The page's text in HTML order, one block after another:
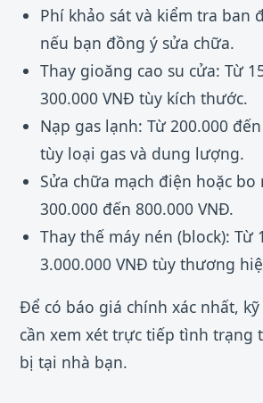
Phí khảo sát và kiểm tra ban
nếu bạn đồng ý sửa chữa.
Thay gioăng cao su cửa: Từ
300.000 VNĐ tùy kích thước.
Nạp gas lạnh: Từ 200.000
tùy loại gas và dung lượng.
Sửa chữa mạch điện hoặc bo
300.000 đến 800.000 VNĐ.
Thay thế máy nén (block): Từ
3.000.000 VNĐ tùy thương
Để có báo giá chính xác nhất,
cần xem xét trực tiếp tình trạng
bị tại nhà bạn.